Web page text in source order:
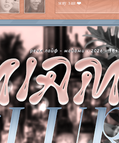
реал лайф - майами - 2026 - 18+
мяу заи ❤️